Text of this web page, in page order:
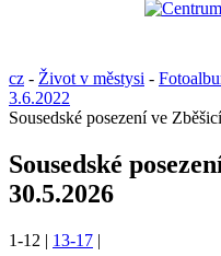
cz - Život v městysi -
3.6.2022
Sousedské posezení ve
Sousedské
30.5.2026
1-12 | 13-17 |